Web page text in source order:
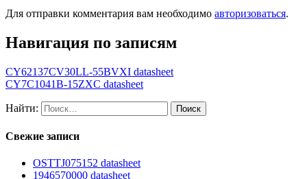
Для отправки комментария вам необходимо авторизоваться.
Навигация по записям
CY62137CV30LL-55BVXI datasheet
CY7C1041B-15ZXC datasheet
Найти:
Свежие записи
OSTTJ075152 datasheet
1946570000 datasheet